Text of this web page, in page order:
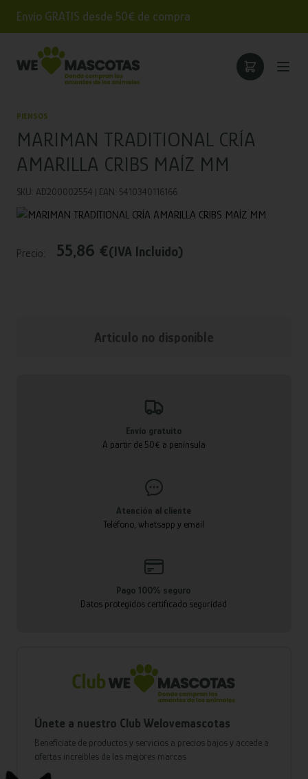
Envío GRATIS desde 50€ de compra
PIENSOS
MARIMAN TRADITIONAL CRÍA
AMARILLA CRIBS MAÍZ MM
SKU: AD200002554 | EAN: 5410340116166
Precio: 55,86 €(IVA Incluido)
Articulo no disponible
Envío gratuito
A partir de 50€ a península
Atención al cliente
Teléfono, whatsapp y email
Pago 100% seguro
Datos protegidos certificado seguridad
Únete a nuestro Club Welovemascotas
Benefíciate de productos y servicios a precios bajos y accede a
ofertas increíbles de las mejores marcas